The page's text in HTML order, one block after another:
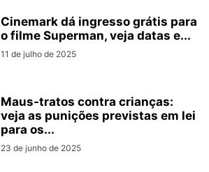
Cinemark dá ingresso grátis para
o filme Superman, veja datas e...
11 de julho de 2025
Maus-tratos contra crianças:
veja as punições previstas em lei
para os...
23 de junho de 2025